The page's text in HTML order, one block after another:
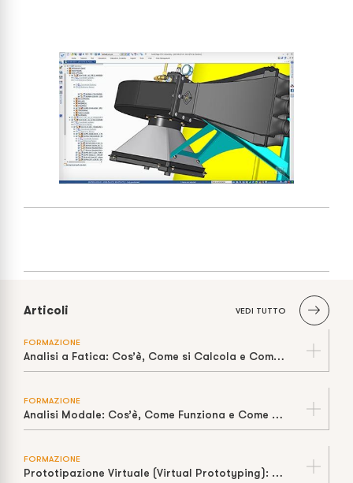
Articoli VEDI TUTTO
FORMAZIONE
Analisi a Fatica: Cos’è, Come si Calcola e Come Stimare la Vita a Cicli
FORMAZIONE
Analisi Modale: Cos’è, Come Funziona e Come Prevenire la Risonanza
FORMAZIONE
Prototipazione Virtuale (Virtual Prototyping): Cos’è, Come Funziona e Perché Riduce Tempi e Costi